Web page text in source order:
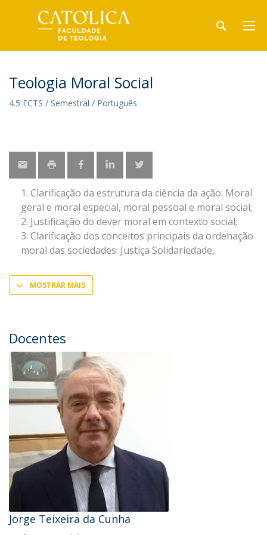
Teologia Moral Social
4.5 ECTS / Semestral / Português
Clarificação da estrutura da ciência da ação: Moral
geral e moral especial, moral pessoal e moral social;
Justificação do dever moral em contexto social;
Clarificação dos conceitos principais da ordenação
moral das sociedades: Justiça Solidariedade,
MOSTRAR MAIS
Docentes
Jorge Teixeira da Cunha